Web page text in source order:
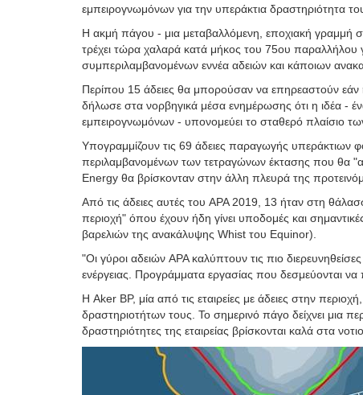
εμπειρογνωμόνων για την υπεράκτια δραστηριότητα του
Η ακμή πάγου - μια μεταβαλλόμενη, εποχιακή γραμμή
τρέχει τώρα χαλαρά κατά μήκος του 75ου
συμπεριλαμβανομένων εννέα αδειών και κάποιων
Περίπου 15 άδειες θα μπορούσαν να επηρεαστούν εάν
δήλωσε στα νορβηγικά μέσα ενημέρωσης ότι η ιδέα -
εμπειρογνωμόνων - υπονομεύει το σταθερό πλαίσιο
Υπογραμμίζουν τις 69 άδειες παραγωγής υπεράκτιων
περιλαμβανομένων των τετραγώνων έκτασης που θα
Energy θα βρίσκονταν στην άλλη πλευρά της
Από τις άδειες αυτές του APA 2019, 13 ήταν στη
περιοχή" όπου έχουν ήδη γίνει υποδομές και
βαρελιών της ανακάλυψης Whist του Equinor).
"Οι γύροι αδειών APA καλύπτουν τις πιο
ενέργειας. Προγράμματα εργασίας που δεσμεύονται να
Η Aker BP, μία από τις εταιρείες με άδειες στην
δραστηριοτήτων τους. Το σημερινό πάγο δείχνει μια
δραστηριότητες της εταιρείας βρίσκονται καλά στα